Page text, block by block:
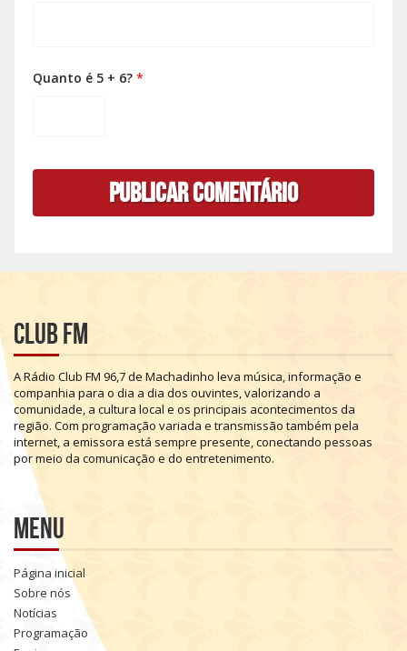
Quanto é 5 + 6? *
Club FM
ARádio Club FM 96,7de Machadinho leva música,informação e
companhia para o dia a dia dos ouvintes,valorizando a
comunidade, a cultura local e os principais acontecimentos da
região. Com programação variada e transmissão também pela
internet, a emissora está sempre presente,conectando pessoas
pormeio da comunicação e do entretenimento.
Menu
Página inicial
Sobre nós
Notícias
Programação